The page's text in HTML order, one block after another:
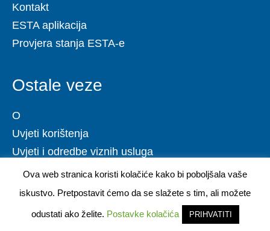
Kontakt
ESTA aplikacija
Provjera stanja ESTA-e
Ostale veze
O
Uvjeti korištenja
Uvjeti i odredbe viznih usluga
Privatnosti
Pravila isporuke
Ova web stranica koristi kolačiće kako bi poboljšala vaše
iskustvo. Pretpostavit ćemo da se slažete s tim, ali možete
odustati ako želite. Postavke kolačića PRIHVATITI